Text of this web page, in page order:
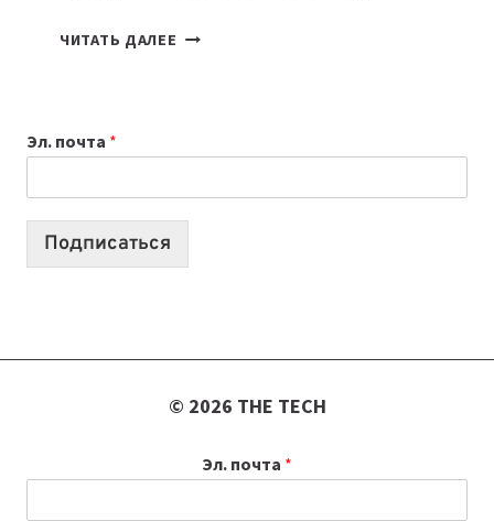
ЧИТАТЬ ДАЛЕЕ
СОЗДАВАТЬ
ПРОДУКТЫ
Эл. почта *
Подписаться
© 2026 THE TECH
Эл. почта *